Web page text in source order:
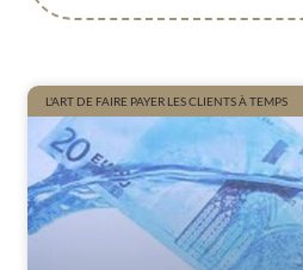
L'ART DE FAIRE PAYER LES CLIENTS À TEMPS